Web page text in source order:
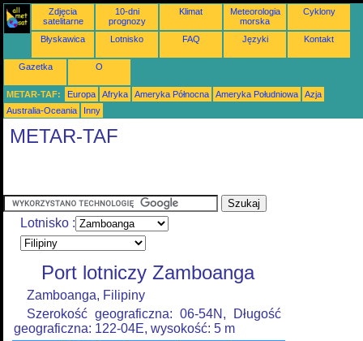
Zdjęcia
satelitarne
10-dni
prognozy
Klimat
Meteorologia
morska
Cyklony
Błyskawica Lotnisko FAQ Języki Kontakt
Gazetka O
METAR-TAF: Europa Afryka Ameryka Północna Ameryka Południowa
Azja
Australia-Oceania
Inny
METAR-TAF
Lotnisko :
Port lotniczy Zamboanga
Zamboanga, Filipiny
Szerokość geograficzna: 06-54N, Długość
geograficzna: 122-04E, wysokość: 5 m